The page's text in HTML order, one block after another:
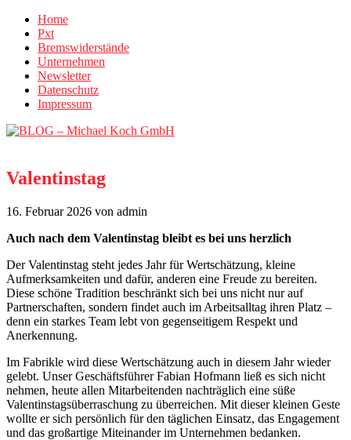
Home
Pxt
Bremswiderstände
Unternehmen
Newsletter
Datenschutz
Impressum
Valentinstag
16. Februar 2026 von admin
Auch nach dem Valentinstag bleibt es bei uns herzlich
Der Valentinstag steht jedes Jahr für Wertschätzung, kleine
Aufmerksamkeiten und dafür, anderen eine Freude zu bereiten.
Diese schöne Tradition beschränkt sich bei uns nicht nur auf
Partnerschaften, sondern findet auch im Arbeitsalltag ihren Platz –
denn ein starkes Team lebt von gegenseitigem Respekt und
Anerkennung.
Im Fabrikle wird diese Wertschätzung auch in diesem Jahr wieder
gelebt. Unser Geschäftsführer Fabian Hofmann ließ es sich nicht
nehmen, heute allen Mitarbeitenden nachträglich eine süße
Valentinstagsüberraschung zu überreichen. Mit dieser kleinen Geste
wollte er sich persönlich für den täglichen Einsatz, das Engagement
und das großartige Miteinander im Unternehmen bedanken.